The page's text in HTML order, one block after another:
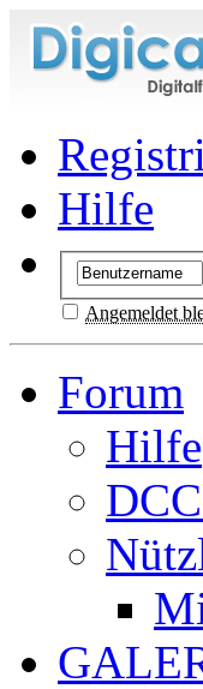
Hilfe
Angemeldet
Forum
Hilfe